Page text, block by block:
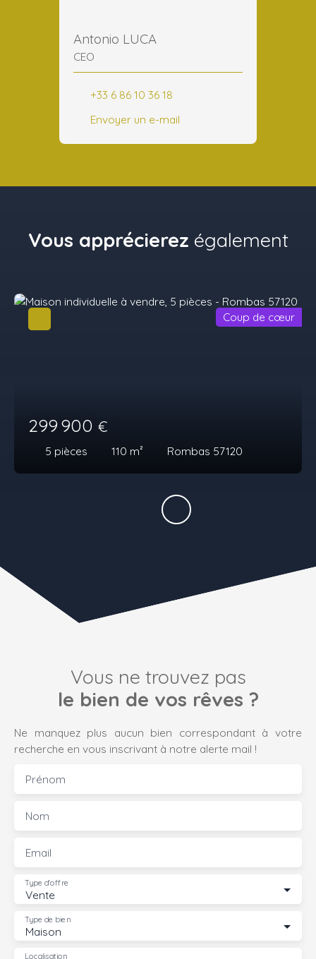
Antonio LUCA
CEO
+33 6 86 10 36 18
Envoyer un e-mail
Vous apprécierez également
299 900 €
5 pièces 110 m² Rombas 57120
Coup de cœur
Vous ne trouvez pas
le bien de vos rêves ?
Ne manquez plus aucun bien correspondant à votre
recherche en vous inscrivant à notre alerte mail !
Prénom
Nom
Email
Vente
Type d'offre
Maison
Type de bien
Localisation